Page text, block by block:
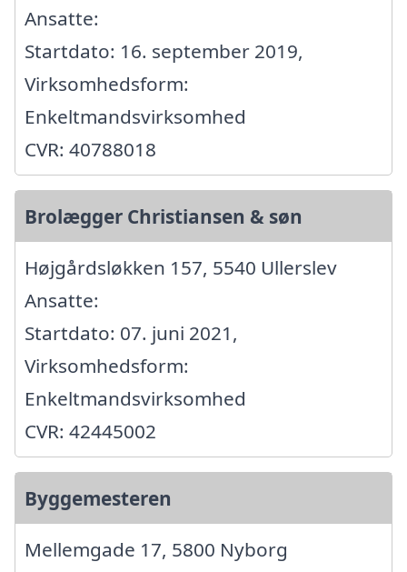
Ansatte:
Startdato: 16. september 2019,
Virksomhedsform:
Enkeltmandsvirksomhed
CVR: 40788018
Brolægger Christiansen & søn
Højgårdsløkken 157, 5540 Ullerslev
Ansatte:
Startdato: 07. juni 2021,
Virksomhedsform:
Enkeltmandsvirksomhed
CVR: 42445002
Byggemesteren
Mellemgade 17, 5800 Nyborg